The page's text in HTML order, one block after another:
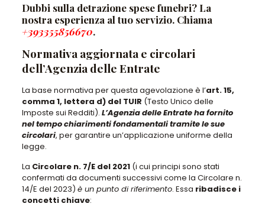
Dubbi sulla detrazione spese funebri? La
nostra esperienza al tuo servizio. Chiama
+393355856670.
Normativa aggiornata e circolari
dell’Agenzia delle Entrate
La base normativa per questa agevolazione è l’art. 15,
comma 1, lettera d) del TUIR (Testo Unico delle
Imposte sui Redditi). L’Agenzia delle Entrate ha fornito
nel tempo chiarimenti fondamentali tramite le sue
circolari, per garantire un’applicazione uniforme della
legge.
La Circolare n. 7/E del 2021(i cui principi sono stati
confermati da documenti successivi come la Circolare n.
14/E del 2023) è un punto di riferimento. Essa ribadisce i
concetti chiave: